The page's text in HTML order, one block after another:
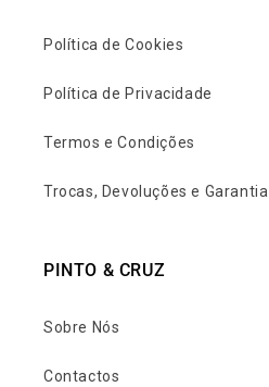
Política de Cookies
Política de Privacidade
Termos e Condições
Trocas, Devoluções e Garantia
PINTO & CRUZ
Sobre Nós
Contactos